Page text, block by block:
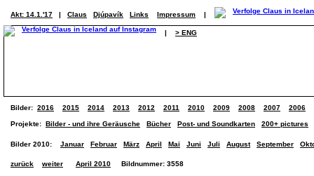
Akt: 14.1.'17 | Claus Djúpavík Links Impressum |
| > ENG
Bilder: 2016 2015 2014 2013 2012 2011 2010 2009 2008 2007 2006
Projekte: Bilder - und ihre Geräusche Bücher Post- und Soundkarten 200+ pictures
Bilder 2010: Januar Februar März April Mai Juni Juli August September
zurück weiter April 2010 Bildnummer: 3558